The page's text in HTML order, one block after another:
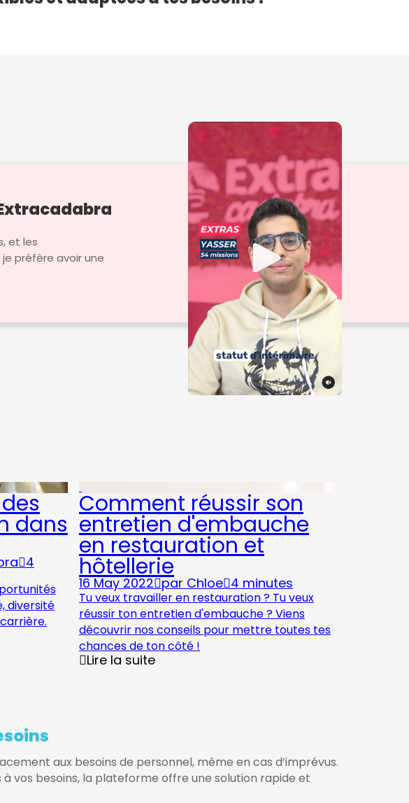
et les
préfère avoir une
dans
4
diversité
Comment réussir son
entretien d'embauche
en restauration et
hôtellerie
16 May 2022 par Chloe 4 minutes
Tu veux travailler en restauration ? Tu veux
réussir ton entretien d'embauche ? Viens
découvrir nos conseils pour mettre toutes tes
chances de ton côté !
Lire la suite
aux besoins de personnel, même en cas d’imprévus.
vos besoins, la plateforme offre une solution rapide et